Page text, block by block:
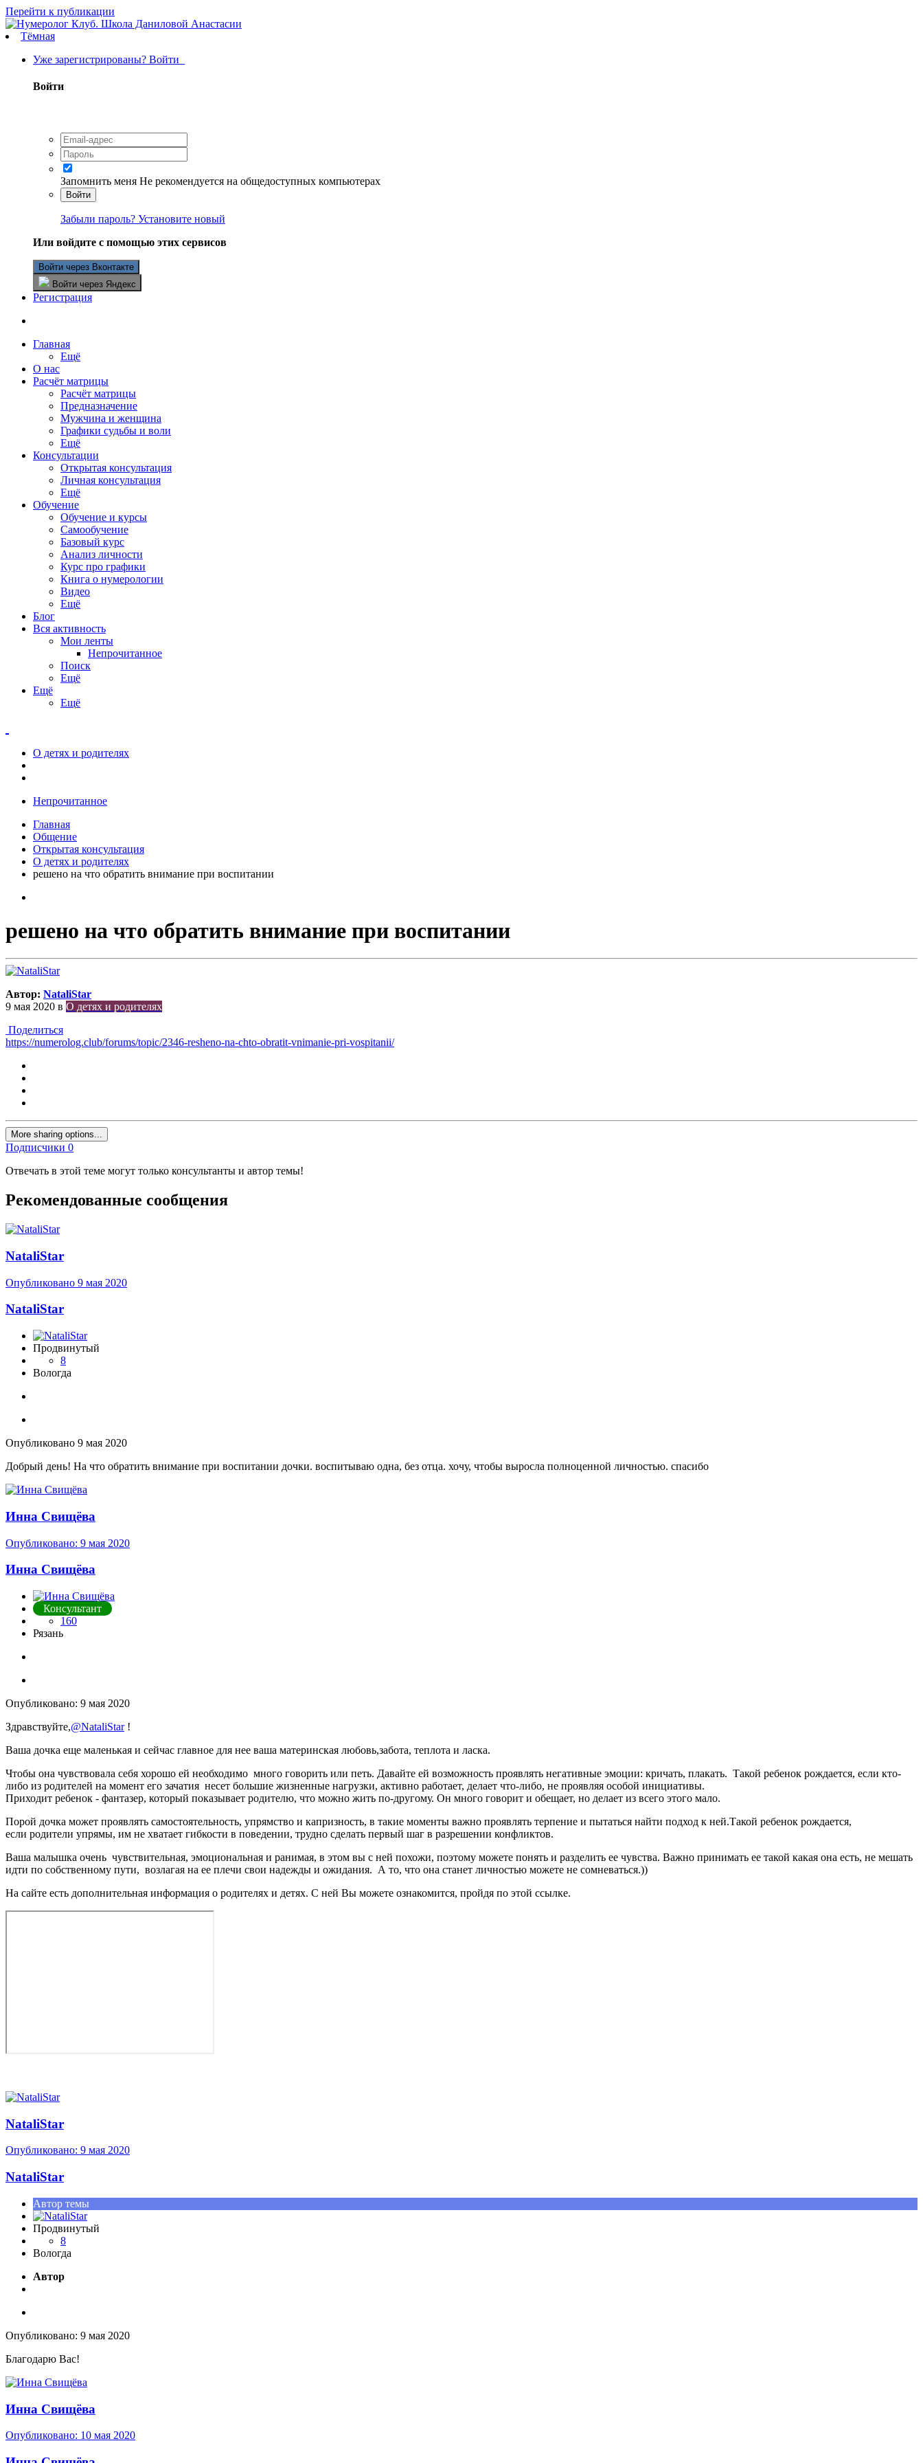
Перейти к публикации
Тёмная
Уже зарегистрированы? Войти
Войти
Запомнить меня Не рекомендуется на общедоступных компьютерах
Войти
Забыли пароль? Установите новый
Или войдите с помощью этих сервисов
Войти через Вконтакте
Войти через Яндекс
Регистрация
Главная
Ещё
О нас
Расчёт матрицы
Расчёт матрицы
Предназначение
Мужчина и женщина
Графики судьбы и воли
Ещё
Консультации
Открытая консультация
Личная консультация
Ещё
Обучение
Обучение и курсы
Самообучение
Базовый курс
Анализ личности
Курс про графики
Книга о нумерологии
Видео
Ещё
Блог
Вся активность
Мои ленты
Непрочитанное
Поиск
Ещё
Ещё
Ещё
О детях и родителях
Непрочитанное
Главная
Общение
Открытая консультация
О детях и родителях
решено на что обратить внимание при воспитании
решено на что обратить внимание при воспитании
Автор: NataliStar
9 мая 2020 в О детях и родителях
Поделиться
https://numerolog.club/forums/topic/2346-resheno-na-chto-obratit-vnimanie-pri-vospitanii/
More sharing options...
Подписчики 0
Отвечать в этой теме могут только консультанты и автор темы!
Рекомендованные сообщения
NataliStar
Опубликовано 9 мая 2020
NataliStar
Продвинутый
8
Вологда
Опубликовано 9 мая 2020
Добрый день! На что обратить внимание при воспитании дочки. воспитываю одна, без отца. хочу, чтобы выросла полноценной личностью. спасибо
Инна Свищёва
Опубликовано: 9 мая 2020
Инна Свищёва
Консультант
160
Рязань
Опубликовано: 9 мая 2020
Здравствуйте,@NataliStar!
Ваша дочка еще маленькая и сейчас главное для нее ваша материнская любовь,забота, теплота и ласка.
Чтобы она чувствовала себя хорошо ей необходимо много говорить или петь. Давайте ей возможность проявлять негативные эмоции: кричать, плакать. Такой ребенок рождается, если кто-
либо из родителей на момент его зачатия несет большие жизненные нагрузки, активно работает, делает что-либо, не проявляя особой инициативы.
Приходит ребенок - фантазер, который показывает родителю, что можно жить по-другому. Он много говорит и обещает, но делает из всего этого мало.
Порой дочка может проявлять самостоятельность, упрямство и капризность, в такие моменты важно проявлять терпение и пытаться найти подход к ней.Такой ребенок рождается,
если родители упрямы, им не хватает гибкости в поведении, трудно сделать первый шаг в разрешении конфликтов.
Ваша малышка очень чувствительная, эмоциональная и ранимая, в этом вы с ней похожи, поэтому можете понять и разделить ее чувства. Важно принимать ее такой какая она есть, не мешать
идти по собственному пути, возлагая на ее плечи свои надежды и ожидания. А то, что она станет личностью можете не сомневаться.))
На сайте есть дополнительная информация о родителях и детях. С ней Вы можете ознакомится, пройдя по этой ссылке.
NataliStar
Опубликовано: 9 мая 2020
NataliStar
Автор темы
Продвинутый
8
Вологда
Автор
Опубликовано: 9 мая 2020
Благодарю Вас!
Инна Свищёва
Опубликовано: 10 мая 2020